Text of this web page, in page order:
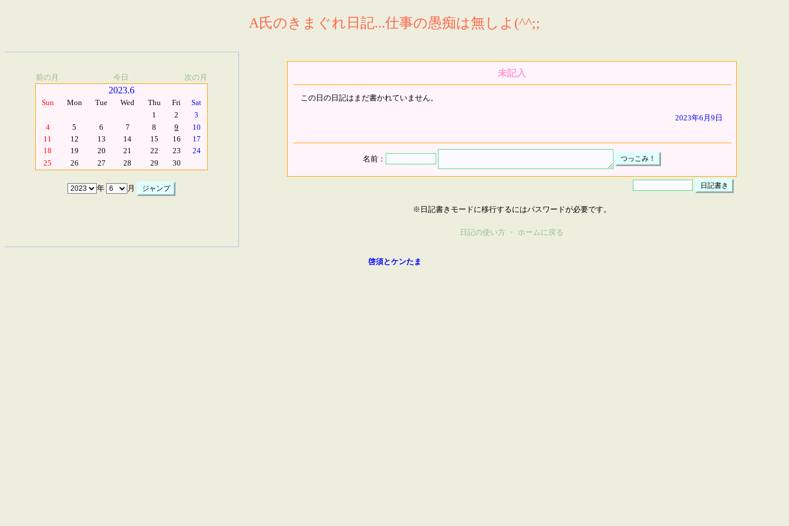
A氏のきまぐれ日記...仕事の愚痴は無しよ(^^;;
前の月 今日 次の月
2023.6
Sun Mon Tue Wed Thu Fri
Sat
1
2
3
4
5 6 7 8 9
10
11
12 13 14 15 16
17
18
19 20 21 22 23
24
25
26 27 28 29 30
年 月
未記入
この日の日記はまだ書かれていません。
2023年6月9日
名前：
※日記書きモードに移行するにはパスワードが必要です。
日記の使い方 ・ ホームに戻る
啓須とケンたま